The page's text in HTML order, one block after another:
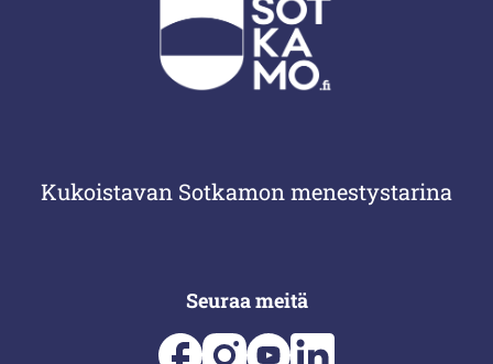
Kukoistavan Sotkamon menestystarina
Seuraa meitä